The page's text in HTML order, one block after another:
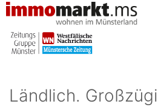
Accessibility
aktivieren
zur
zum
Ländlich.